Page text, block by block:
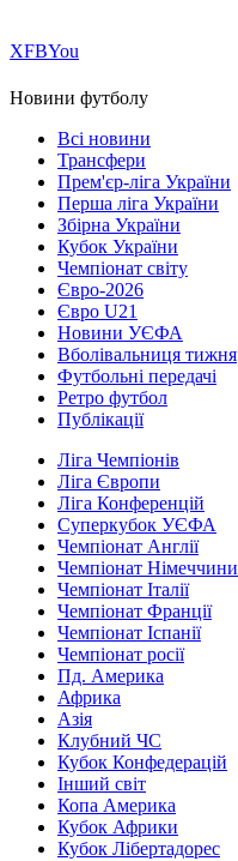
ХFBYou
Новини футболу
Всі новини
Трансфери
Прем'єр-ліга України
Перша ліга України
Збірна України
Кубок України
Чемпіонат світу
Євро-2026
Євро U21
Новини УЄФА
Вболівальниця тижня
Футбольні передачі
Ретро футбол
Публікації
Ліга Чемпіонів
Ліга Європи
Ліга Конференцій
Суперкубок УЄФА
Чемпіонат Англії
Чемпіонат Німеччини
Чемпіонат Італії
Чемпіонат Франції
Чемпіонат Іспанії
Чемпіонат росії
Пд. Америка
Африка
Азія
Клубний ЧС
Кубок Конфедерацій
Інший світ
Копа Америка
Кубок Африки
Кубок Лібертадорес